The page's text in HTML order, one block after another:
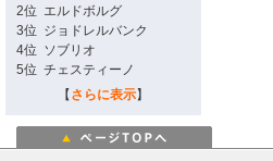
2位 エルドボルグ
3位 ジョドレルバンク
4位 ソブリオ
5位 チェスティーノ
【 さらに表示】